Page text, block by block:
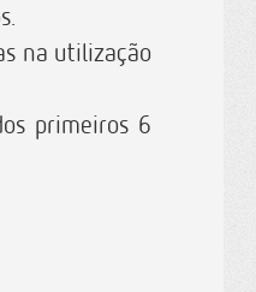
na utilização
primeiros 6